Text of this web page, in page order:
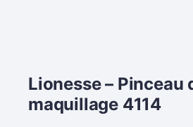
Lionesse – Pinceau
maquillage 4114